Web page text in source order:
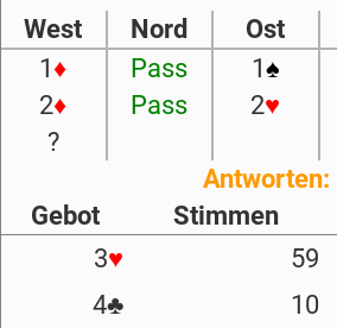
West
Nord Ost
1♦ Pass 1♠
2♦ Pass 2♥
?
Antworten:
Gebot
Stimmen
3♥ 59
4♣ 10